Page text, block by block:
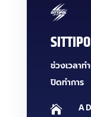
ช่วงเวลา
ปิดทำการ
